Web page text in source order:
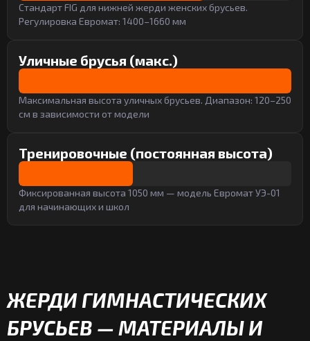
Стандарт FIG для нижней жерди женских брусьев.
Регулировка Евромат: 1400–1660 мм
Уличные брусья (макс.)
Максимальная высота уличных брусьев. Диапазон: 120–250
см в зависимости от модели
Тренировочные (постоянная высота)
Фиксированная высота 1050 мм — модель Евромат УЭ-01
для начинающих и школ
ЖЕРДИ ГИМНАСТИЧЕСКИХ
БРУСЬЕВ — МАТЕРИАЛЫ И